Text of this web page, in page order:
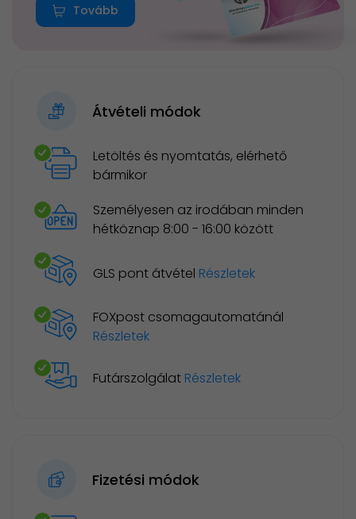
Tovább
Átvételi módok
Letöltés és nyomtatás, elérhető
bármikor
Személyesen az irodában minden
hétköznap 8:00 - 16:00 között
GLS pont átvétel Részletek
FOXpost csomagautomatánál
Részletek
Futárszolgálat Részletek
Fizetési módok